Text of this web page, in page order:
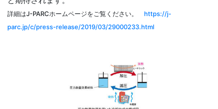
詳細はJ-PARCホームページをご覧ください。 https://j-
parc.jp/c/press-release/2019/03/29000233.html